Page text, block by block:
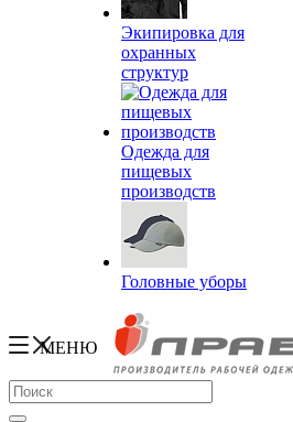
Экипировка для
охранных
структур
Одежда для
пищевых
производств
Головные уборы
МЕНЮ